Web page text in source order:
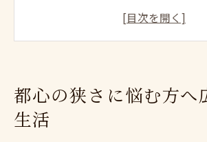
狭い東京に住むより近くて広
もうのメリットを徹底解説
狭い東京に住むより近くて
都心の狭さに悩む方へ
生活